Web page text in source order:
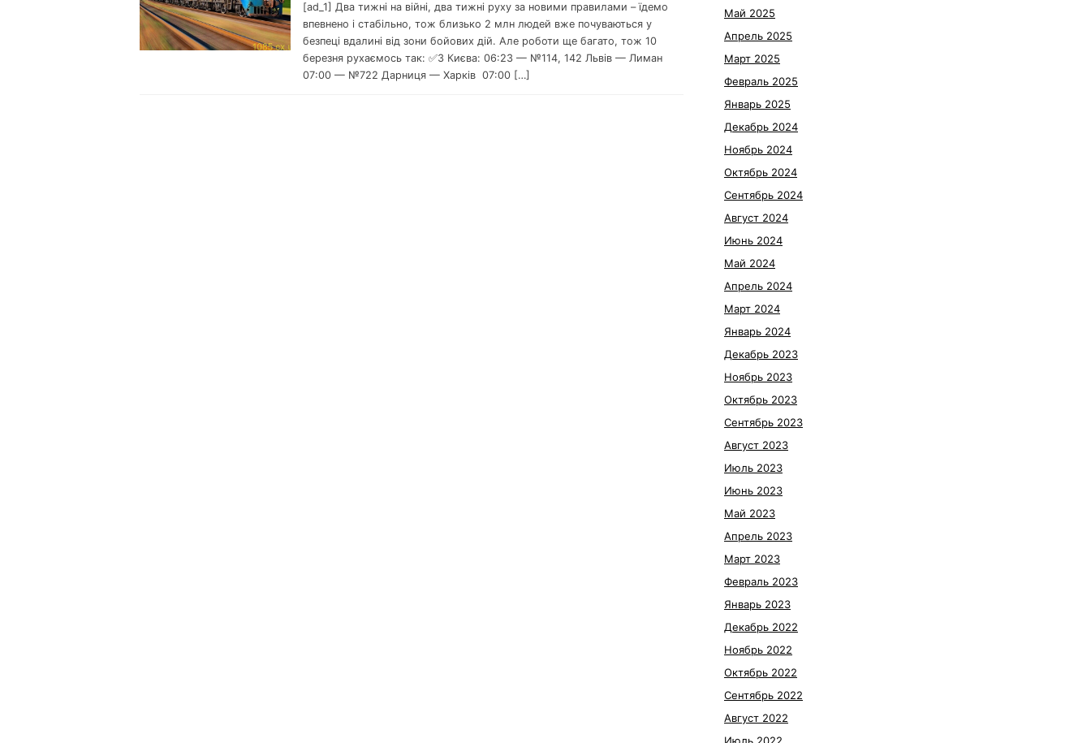
[ad_1] Два тижні на війні, два тижні руху за новими правилами – їдемо
впевнено і стабільно, тож близько 2 млн людей вже почуваються у
безпеці вдалині від зони бойових дій. Але роботи ще багато, тож 10
березня рухаємось так: ✅З Києва: 06:23 — №114, 142 Львів — Лиман
07:00 — №722 Дарниця — Харків 07:00 […]
Май 2025
Апрель 2025
Март 2025
Февраль 2025
Январь 2025
Декабрь 2024
Ноябрь 2024
Октябрь 2024
Сентябрь 2024
Август 2024
Июнь 2024
Май 2024
Апрель 2024
Март 2024
Январь 2024
Декабрь 2023
Ноябрь 2023
Октябрь 2023
Сентябрь 2023
Август 2023
Июль 2023
Июнь 2023
Май 2023
Апрель 2023
Март 2023
Февраль 2023
Январь 2023
Декабрь 2022
Ноябрь 2022
Октябрь 2022
Сентябрь 2022
Август 2022